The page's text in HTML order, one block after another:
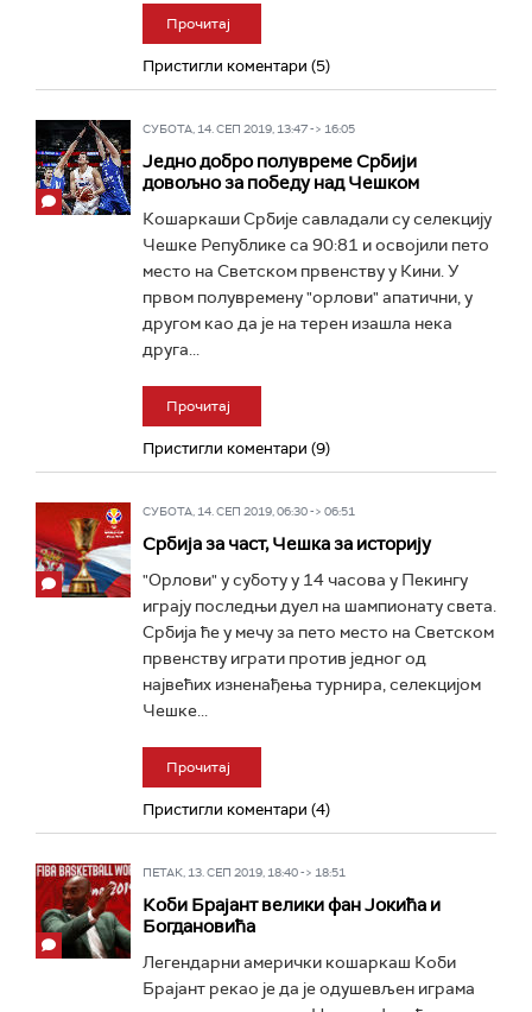
Прочитај
Пристигли коментари (5)
СУБОТА, 14. СЕП 2019, 13:47 -> 16:05
Једно добро полувреме Србији
довољно за победу над Чешком
Кошаркаши Србије савладали су селекцију
Чешке Републике са 90:81 и освојили пето
место на Светском првенству у Кини. У
првом полувремену "орлови" апатични, у
другом као да је на терен изашла нека
друга...
Прочитај
Пристигли коментари (9)
СУБОТА, 14. СЕП 2019, 06:30 -> 06:51
Србија за част, Чешка за историју
"Орлови" у суботу у 14 часова у Пекингу
играју последњи дуел на шампионату света.
Србија ће у мечу за пето место на Светском
првенству играти против једног од
највећих изненађења турнира, селекцијом
Чешке...
Прочитај
Пристигли коментари (4)
ПЕТАК, 13. СЕП 2019, 18:40 -> 18:51
Коби Брајант велики фан Јокића и
Богдановића
Легендарни амерички кошаркаш Коби
Брајант рекао је да је одушевљен играма